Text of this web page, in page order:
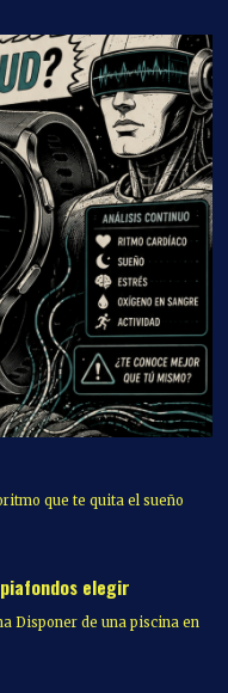
que te quita el sueño
elegir
Disponer de una piscina en